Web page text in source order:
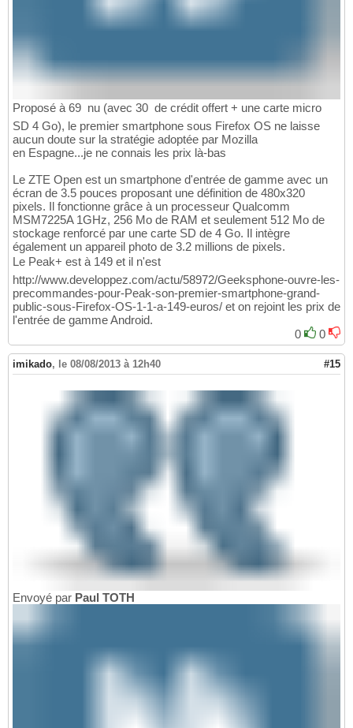
Proposé à 69  nu (avec 30  de crédit offert + une carte micro
SD 4 Go), le premier smartphone sous Firefox OS ne laisse
aucun doute sur la stratégie adoptée par Mozilla
en Espagne...je ne connais les prix là-bas
Le ZTE Open est un smartphone d'entrée de gamme avec un
écran de 3.5 pouces proposant une définition de 480x320
pixels. Il fonctionne grâce à un processeur Qualcomm
MSM7225A 1GHz, 256 Mo de RAM et seulement 512 Mo de
stockage renforcé par une carte SD de 4 Go. Il intègre
également un appareil photo de 3.2 millions de pixels.
Le Peak+ est à 149 et il n'est
http://www.developpez.com/actu/58972/Geeksphone-ouvre-les-
precommandes-pour-Peak-son-premier-smartphone-grand-
public-sous-Firefox-OS-1-1-a-149-euros/ et on rejoint les prix de
l'entrée de gamme Android.
0
0
imikado, le 08/08/2013 à 12h40 #15
Envoyé par Paul TOTH